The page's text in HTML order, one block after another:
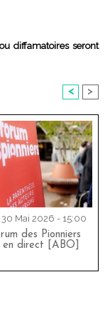
diffamatoires seront
< >
Mai 2026 - 15:00
des Pionniers
direct [ABO]